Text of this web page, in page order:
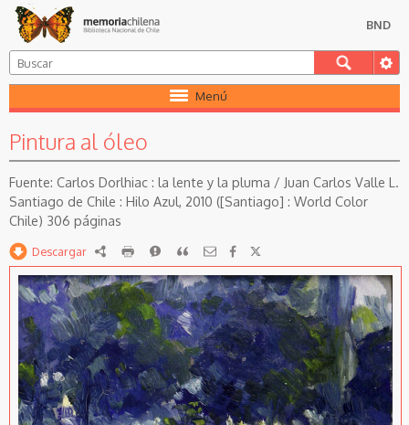
BND
Menú
Pintura al óleo
Carlos Dorlhiac : la lente y la pluma / Juan Carlos Valle L.
Santiago de Chile : Hilo Azul, 2010 ([Santiago] : World Color
Chile) 306 páginas
Descargar RDF imprimirReportarCitar